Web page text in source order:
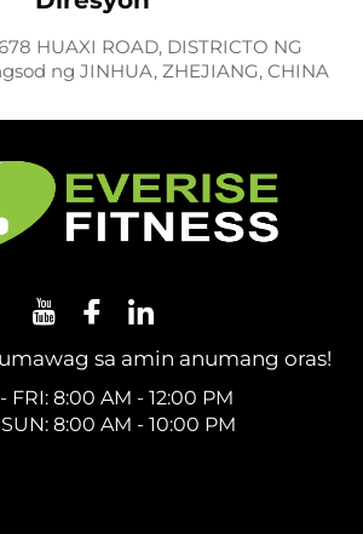
HUAXI ROAD, DISTRICTO NG
ng JINHUA, ZHEJIANG, CHINA
sa amin anumang oras!
FRI: 8:00 AM - 12:00 PM
SUN: 8:00 AM - 10:00 PM